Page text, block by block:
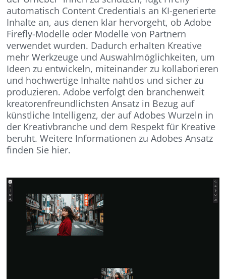
automatisch Content Credentials an KI-generierte
Inhalte an, aus denen klar hervorgeht, ob Adobe
Firefly-Modelle oder Modelle von Partnern
verwendet wurden. Dadurch erhalten Kreative
mehr Werkzeuge und Auswahlmöglichkeiten, um
Ideen zu entwickeln, miteinander zu kollaborieren
und hochwertige Inhalte nahtlos und sicher zu
produzieren. Adobe verfolgt den branchenweit
kreatorenfreundlichsten Ansatz in Bezug auf
künstliche Intelligenz, der auf Adobes Wurzeln in
der Kreativbranche und dem Respekt für Kreative
beruht. Weitere Informationen zu Adobes Ansatz
finden Sie hier.